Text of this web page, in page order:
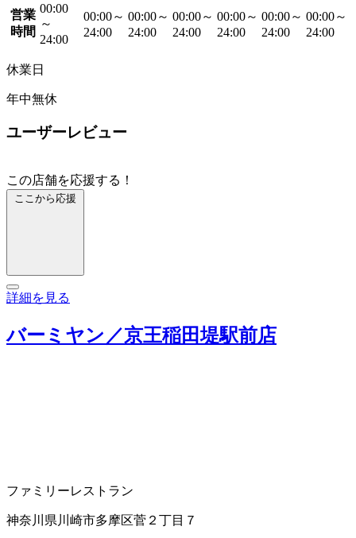
営業
時間
00:00
～
24:00
00:00～
24:00
00:00～
24:00
00:00～
24:00
00:00～
24:00
00:00～
24:00
00:00～
24:00
休業日
年中無休
ユーザーレビュー
この店舗を応援する！
ここから応援
詳細を見る
バーミヤン／京王稲田堤駅前店
ファミリーレストラン
神奈川県川崎市多摩区菅２丁目７